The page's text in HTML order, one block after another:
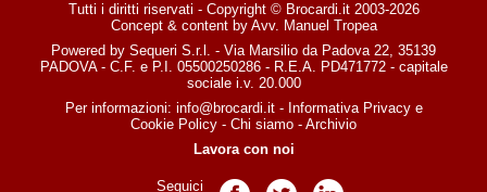
Tutti i diritti riservati - Copyright © Brocardi.it 2003-2026
Concept & content by Avv. Manuel Tropea
Powered by Sequeri S.r.l. - Via Marsilio da Padova 22, 35139
PADOVA - C.F. e P.I. 05500250286 - R.E.A. PD471772 - capitale
sociale i.v. 20.000
Per informazioni: info@brocardi.it- Informativa Privacye
Cookie Policy - Chi siamo - Archivio
Lavora con noi
Seguici Pagina Facebook
Pagina TwitterPagina LinkedIn